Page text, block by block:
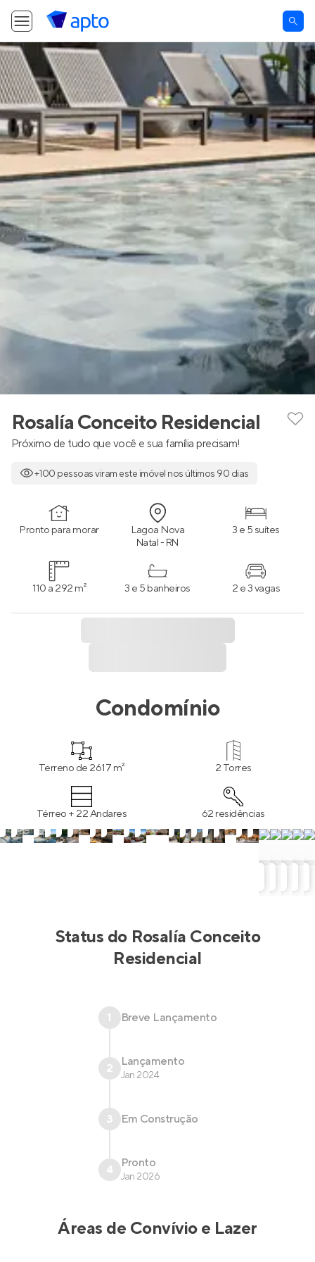
Rosalía Conceito Residencial
Próximo de tudo que você e sua família precisam!
+100 pessoas viram este imóvel nos últimos 90 dias
Pronto para morar Lagoa Nova
Natal - RN
3 e 5 suítes
110 a 292 m² 3 e 5 banheiros 2 e 3 vagas
Condomínio
Terreno de 2617 m² 2 Torres
Térreo + 22 Andares 62 residências
Status do Rosalía Conceito
Residencial
1 Breve Lançamento
2 Lançamento
Jan 2024
3 Em Construção
4 Pronto
Jan 2026
Áreas de Convívio e Lazer